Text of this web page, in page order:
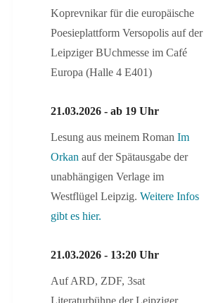
Koprevnikar für die europäische
Poesieplattform Versopolis auf der
Leipziger BUchmesse im Café
Europa (Halle 4 E401)
21.03.2026 - ab 19 Uhr
Lesung aus meinem RomanIm
Orkan auf der Spätausgabe der
unabhängigen Verlage im
Westflügel Leipzig.Weitere Infos
gibt es hier.
21.03.2026 - 13:20 Uhr
Auf ARD, ZDF, 3sat
Literaturbühne der Leipziger